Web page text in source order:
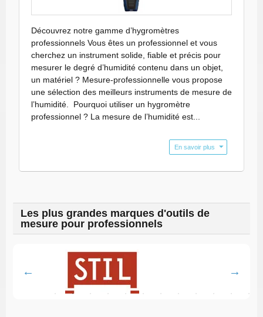
Découvrez notre gamme d’hygromètres
professionnels Vous êtes un professionnel et vous
cherchez un instrument solide, fiable et précis pour
mesurer le degré d’humidité contenu dans un objet,
un matériel ? Mesure-professionnelle vous propose
une sélection des meilleurs instruments de mesure de
l’humidité. Pourquoi utiliser un hygromètre
professionnel ? La mesure de l’humidité est...
En savoir plus
Les plus grandes marques d'outils de
mesure pour professionnels